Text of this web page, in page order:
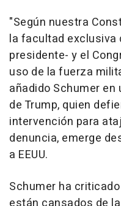
"Según nuestra
la facultad exclusiva
presidente- y el
uso de la fuerza
añadido Schumer
de Trump, quien
intervención para
denuncia, emerge
a EEUU.
Schumer ha